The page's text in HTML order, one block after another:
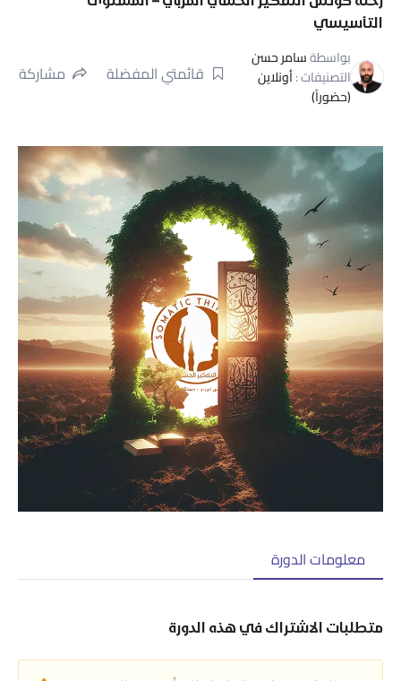
التأسيسي
بواسطةسامر حسن
التصنيفات :أونلاين
(حضوراً)
قائمتي المفضلة مشاركة
معلومات الدورة
‏متطلبات ‏الاشتراك في هذه الدورة